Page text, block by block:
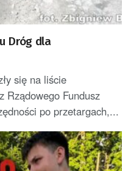
Dróg dla
się na liście
Rządowego Fundusz
po przetargach,...